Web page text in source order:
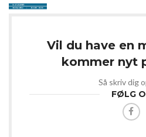
Vil du have en
kommer nyt
Så skriv dig
FØLG